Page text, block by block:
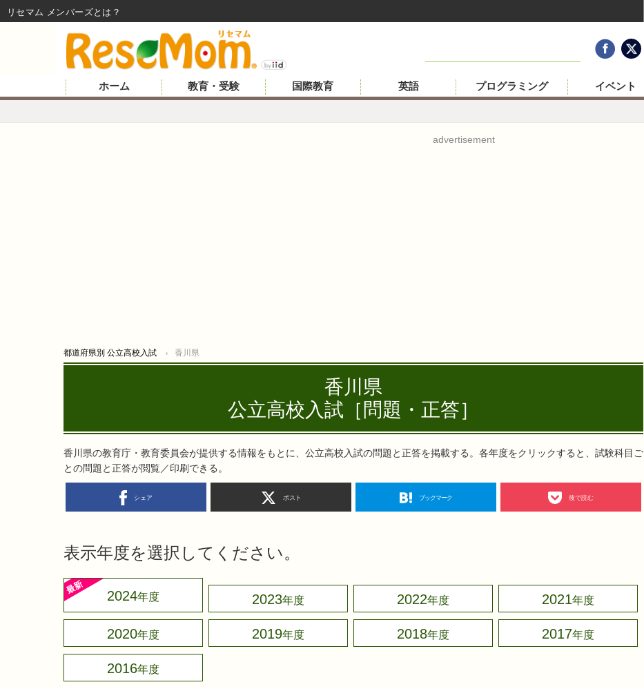
ホーム 教育・受験 国際教育 英語 プログラミング イベント
advertisement
都道府県別 公立高校入試 香川県
香川県
公立高校入試［問題・正答］
香川県の教育庁・教育委員会が提供する情報をもとに、公立高校入試の問題と正答を掲載する。各年度をクリックすると、試験科目ご
との問題と正答が閲覧／印刷できる。
シェア ポスト ブックマーク 後で読む
表示年度を選択してください。
2024 2023 2022 2021
2020 2019 2018 2017
2016
リセマム メンバーズ